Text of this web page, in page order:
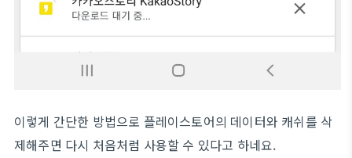
이렇게 간단한 방법으로 플레이스토어의 데이터와 캐쉬를 삭
제해주면 다시 처음처럼 사용할 수 있다고 하네요.